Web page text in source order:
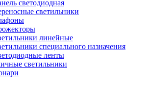
светодиодная
светильники
линейные
специального назначения
ленты
светильники